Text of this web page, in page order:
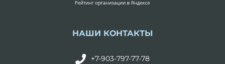
НАШИ КОНТАКТЫ
+7-903-797-77-78